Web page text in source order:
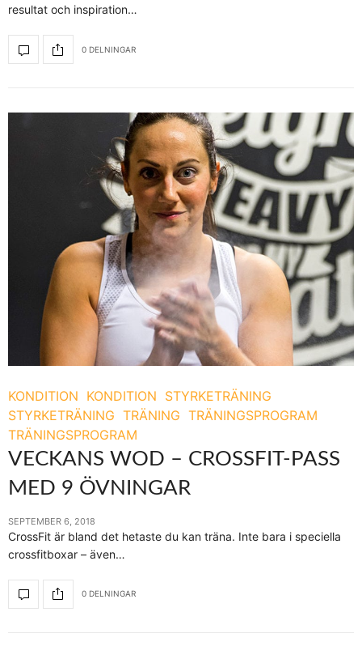
resultat och inspiration…
0 DELNINGAR
KONDITION KONDITION STYRKETRÄNING
STYRKETRÄNING TRÄNING TRÄNINGSPROGRAM
TRÄNINGSPROGRAM
VECKANS WOD – CROSSFIT-PASS
MED 9 ÖVNINGAR
SEPTEMBER 6, 2018
CrossFit är bland det hetaste du kan träna. Inte bara i speciella
crossfitboxar – även…
0 DELNINGAR